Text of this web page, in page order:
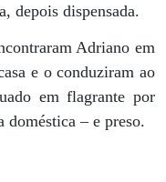
depois dispensada.
Adriano em
e o conduziram ao
em flagrante por
doméstica – e preso.